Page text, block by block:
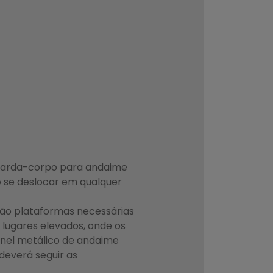
corpo para andaime
deslocar em qualquer
plataformas necessárias
elevados, onde os
metálico de andaime
seguir as